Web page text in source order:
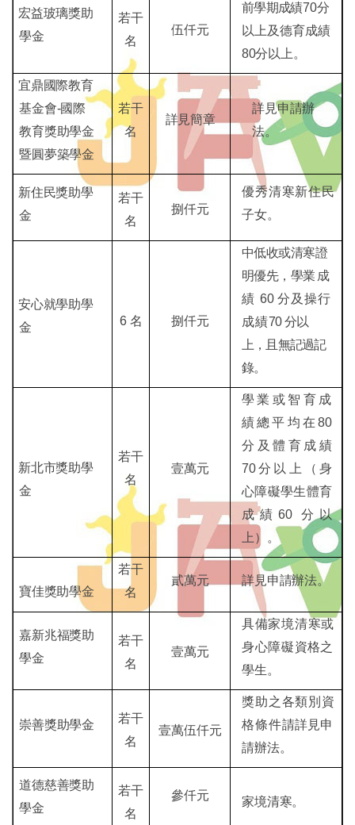
宏益玻璃獎助
學金
若干
名
伍仟元
前學期成績70分
以上及德育成績
80分以上。
宜鼎國際教育
基金會-國際
教育獎助學金
暨圓夢築學金
若干
名
詳見簡章
詳見申請辦
法。
新住民獎助學
金
若干
名
捌仟元
優秀清寒新住民
子女。
安心就學助學
金
6 名 捌仟元
中低收或清寒證
明優先，學業成
績60分及操行
成績70分以
上，且無記過記
錄。
新北市獎助學
金
若干
名
壹萬元
學業或智育成
績總平均在 80
分及體育成績
70分以上
（身
心障礙學生體育
成績 60 分以
上）。
寶佳獎助學金
若干
名
貳萬元 詳見申請辦法。
嘉新兆福獎助
學金
若干
名
壹萬元
具備家境清寒或
身心障礙資格之
學生。
崇善獎助學金
若干
名
壹萬伍仟元
獎助之各類別資
格條件請詳見申
請辦法。
道德慈善獎助
學金
若干
名
參仟元 家境清寒。